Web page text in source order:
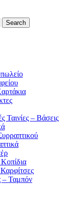
Search
Ταινίες – Βάσεις
– Ταμπόν